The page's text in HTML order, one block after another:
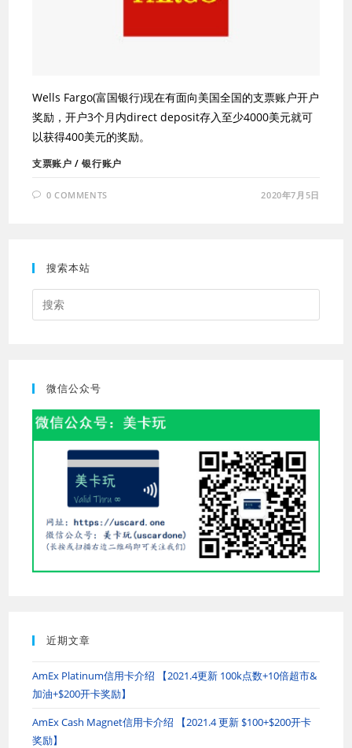
Wells Fargo(富国银行)现在有面向美国全国的支票账户开户
奖励，开户3个月内direct deposit存入至少4000美元就可
以获得400美元的奖励。
支票账户 /银行账户
0 COMMENTS 2020年7月5日
搜索本站
微信公众号
近期文章
AmEx Platinum信用卡介绍 【2021.4更新 100k点数+10倍超市&
加油+$200开卡奖励】
AmEx Cash Magnet信用卡介绍 【2021.4 更新 $100+$200开卡
奖励】